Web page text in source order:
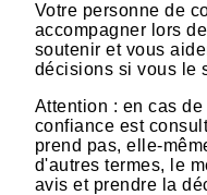
Votre personne de
accompagner lors
soutenir et vous
décisions si vous le
Attention : en cas
confiance est
prend pas, elle-
d'autres termes, le
avis et prendre la